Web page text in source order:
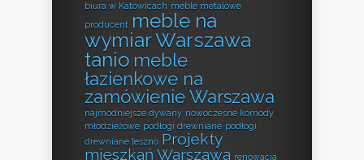
biura w Katowicach meble metalowe
producent meble na
wymiar Warszawa
tanio meble
łazienkowe na
zamówienie Warszawa
najmodniejsze dywany nowoczesne komody
młodzieżowe podłogi drewniane podłogi
drewniane leszno Projekty
mieszkań Warszawa renowacja